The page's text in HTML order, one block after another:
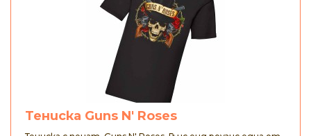
Тениска Guns N' Roses